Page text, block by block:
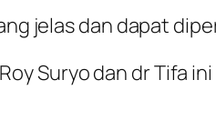
jelas dan dapat
Suryo dan dr Tifa